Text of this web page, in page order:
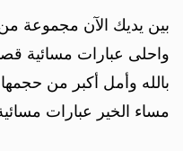
بين يديك الآن مجموعة
واحلى عبارات مسائية
بالله وأمل أكبر من
مساء الخير عبارات